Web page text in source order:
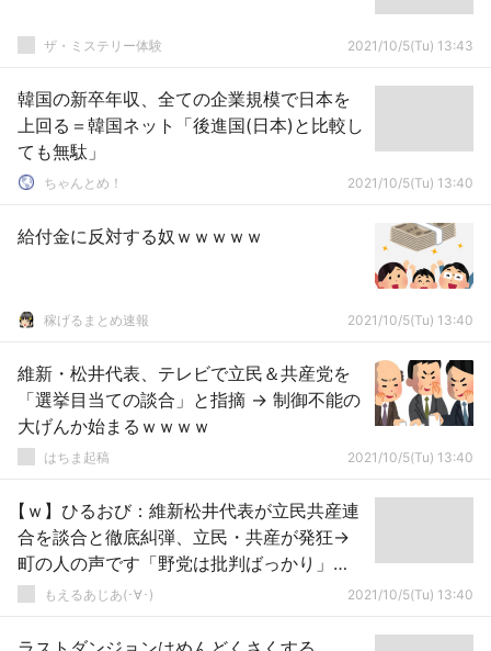
ザ・ミステリー体験 2021/10/5(Tu) 13:43
韓国の新卒年収、全ての企業規模で日本を
上回る＝韓国ネット「後進国(日本)と比較し
ても無駄」
ちゃんとめ！ 2021/10/5(Tu) 13:40
給付金に反対する奴ｗｗｗｗｗ
稼げるまとめ速報 2021/10/5(Tu) 13:40
維新・松井代表、テレビで立民＆共産党を
「選挙目当ての談合」と指摘 → 制御不能の
大げんか始まるｗｗｗｗ
はちま起稿 2021/10/5(Tu) 13:40
【ｗ】ひるおび：維新松井代表が立民共産連
合を談合と徹底糾弾、立民・共産が発狂→
町の人の声です「野党は批判ばっかり」
「自民党の揚げ足取りばかり」
もえるあじあ(･∀･) 2021/10/5(Tu) 13:40